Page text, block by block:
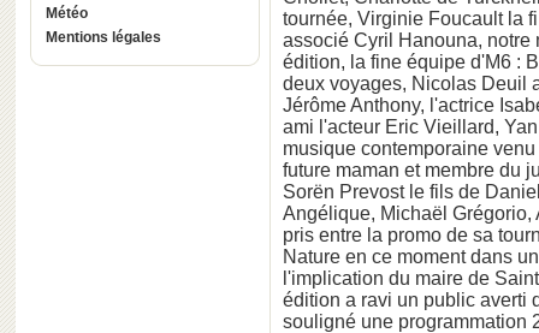
Météo
Mentions légales
tournée, Virginie Foucault la
associé Cyril Hanouna, notre
édition, la fine équipe d'M6 :
deux voyages, Nicolas Deuil
Jérôme Anthony, l'actrice
ami l'acteur Eric Vieillard,
musique contemporaine
future maman et membre du
Sorën Prevost le fils de
Angélique, Michaël Grégorio,
pris entre la promo de sa
Nature en ce moment dans
l'implication du maire de
édition a ravi un public averti
souligné une